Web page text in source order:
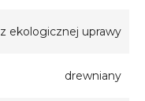
ekologicznej uprawy
drewniany